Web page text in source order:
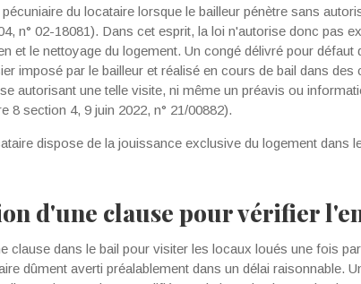
du locataire lorsque le bailleur pénètre sans
n° 02-18081). Dans cet esprit, la loi n'autorise donc pas
et le nettoyage du logement. Un congé délivré pour
imposé par le bailleur et réalisé en cours de bail dans
autorisant une telle visite, ni même un préavis ou
8 section 4, 9 juin 2022, n° 21/00882).
dispose de la jouissance exclu­sive du logement dans
d'une clause pour vérifier
clause dans le bail pour visiter les locaux loués une fois
dûment averti préalablement dans un délai raisonnable.